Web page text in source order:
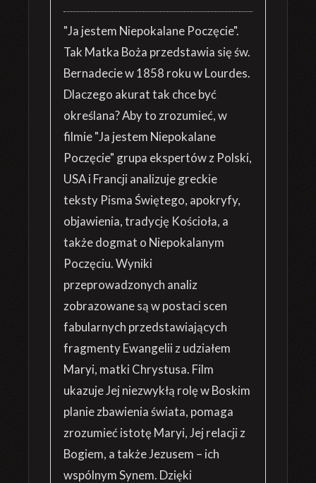
"Ja jestem Niepokalane Poczęcie".
Tak Matka Boża przedstawia się św.
Bernadecie w 1858 roku w Lourdes.
Dlaczego akurat tak chce być
określana? Aby to zrozumieć, w
filmie "Ja jestem Niepokalane
Poczęcie" grupa ekspertów z Polski,
USA i Francji analizuje greckie
teksty Pisma Świętego, apokryfy,
objawienia, tradycję Kościoła, a
także dogmat o Niepokalanym
Poczęciu. Wyniki
przeprowadzonych analiz
zobrazowane są w postaci scen
fabularnych przedstawiających
fragmenty Ewangelii z udziałem
Maryi, matki Chrystusa. Film
ukazuje Jej niezwykłą rolę w Boskim
planie zbawienia świata, pomaga
zrozumieć istotę Maryi, Jej relacji z
Bogiem, a także Jezusem – ich
wspólnym Synem. Dzięki